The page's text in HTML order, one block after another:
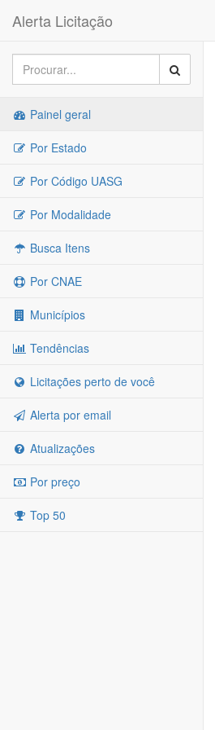
Alerta Licitação
Painel geral
Por Estado
Por Código UASG
Por Modalidade
Busca Itens
Por CNAE
Municípios
Tendências
Licitações perto de você
Alerta por email
Atualizações
Por preço
Top 50